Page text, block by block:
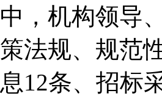
中，机构领导
策法规、规范
息12条、招标